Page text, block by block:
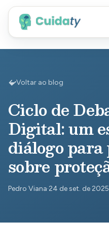
Voltar ao blog
Ciclo de
Digital: um
diálogo para
sobre
Pedro Viana·24 de set. de 2025